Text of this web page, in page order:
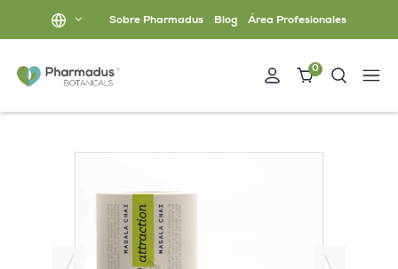
Sobre Pharmadus Blog Área Profesionales
0